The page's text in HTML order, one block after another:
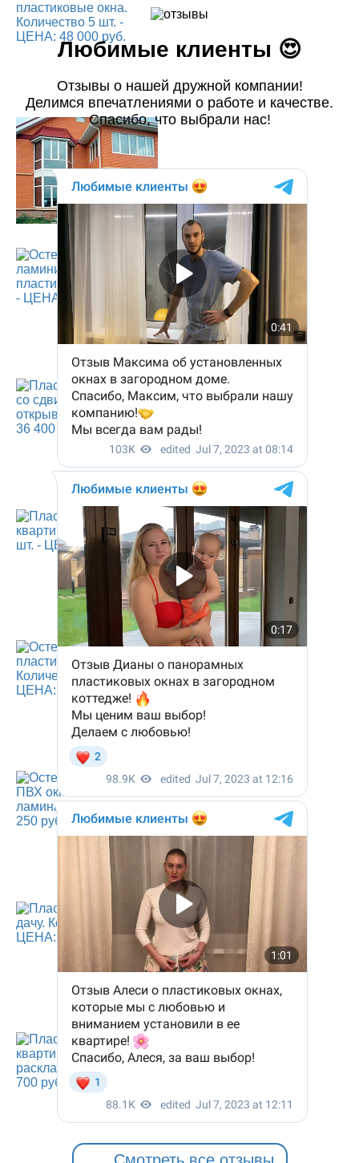
Любимые клиенты 😍
Отзывы о нашей дружной компании!
Делимся впечатлениями о работе и качестве.
Спасибо, что выбрали нас!